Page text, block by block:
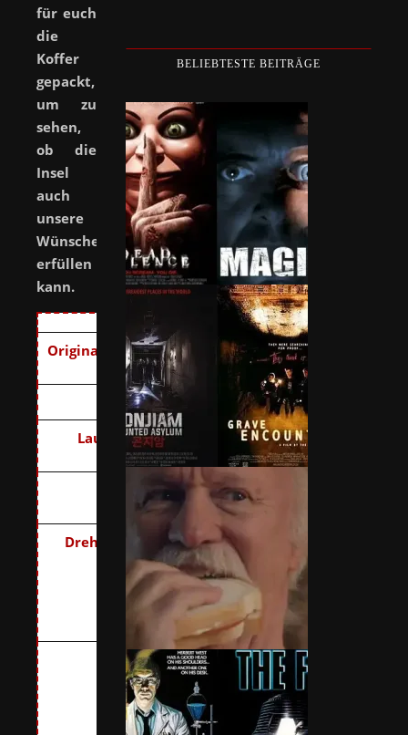
für euch
die
Koffer
gepackt,
um zu
sehen,
ob die
Insel
auch
unsere
Wünsche
erfüllen
kann.
Originaltitel:
Fantasy
Island
Land:
USA
Laufzeit:
109
Minuten
Jeff
Wadlow
Drehbuch:
Jeff
Wadlow,
Jillian
Jacobs,
Christopher
Roach
Cast:
Michael
Peña,
Maggie Q,
Lucy Hale
u.a.
BELIEBTESTE BEITRÄGE